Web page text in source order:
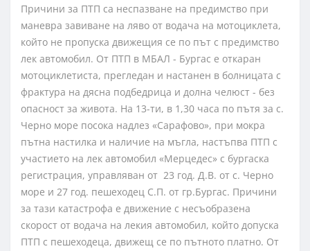
Причини за ПТП са неспазване на предимство при
маневра завиване на ляво от водача на мотоциклета,
който не пропуска движещия се по път с предимство
лек автомобил. От ПТП в МБАЛ - Бургас е откаран
мотоциклетиста, прегледан и настанен в болницата с
фрактура на дясна подбедрица и долна челюст - без
опасност за живота. На 13-ти, в 1,30 часа по пътя за с.
Черно море посока надлез «Сарафово», при мокра
пътна настилка и наличие на мъгла, настъпва ПТП с
участието на лек автомобил «Мерцедес» с бургаска
регистрация, управляван от 23 год. Д.В. от с. Черно
море и 27 год. пешеходец С.П. от гр.Бургас. Причини
за тази катастрофа е движение с несъобразена
скорост от водача на лекия автомобил, който допуска
ПТП с пешеходеца, движещ се по пътното платно. От